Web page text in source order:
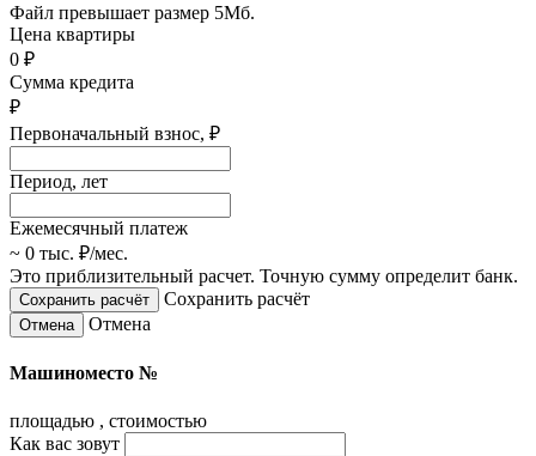
Файл превышает размер 5Мб.
Цена квартиры
0 ₽
Сумма кредита
₽
Первоначальный взнос, ₽
Период, лет
Ежемесячный платеж
~ 0 тыс. ₽/мес.
Это приблизительный расчет. Точную сумму определит банк.
Сохранить расчёт
Отмена
Машиноместо №
площадью , стоимостью
Как вас зовут